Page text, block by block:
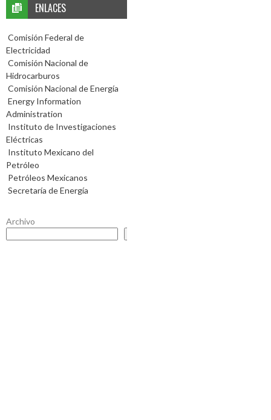
ENLACES
Comisión Federal de
Electricidad
Comisión Nacional de
Hidrocarburos
Comisión Nacional de Energía
Energy Information
Administration
Instituto de Investigaciones
Eléctricas
Instituto Mexicano del
Petróleo
Petróleos Mexicanos
Secretaría de Energía
Archivo